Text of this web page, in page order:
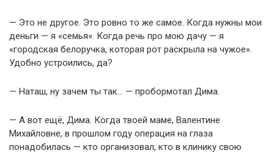
— Это не другое. Это ровно то же самое. Когда нужны мои
деньги — я «семья». Когда речь про мою дачу — я
«городская белоручка, которая рот раскрыла на чужое».
Удобно устроились, да?
— Наташ, ну зачем ты так… — пробормотал Дима.
— А вот ещё, Дима. Когда твоей маме, Валентине
Михайловне, в прошлом году операция на глаза
понадобилась — кто организовал, кто в клинику свою